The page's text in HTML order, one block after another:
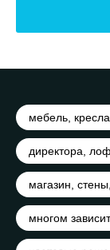
мебель,
директора,
магазин,
многом